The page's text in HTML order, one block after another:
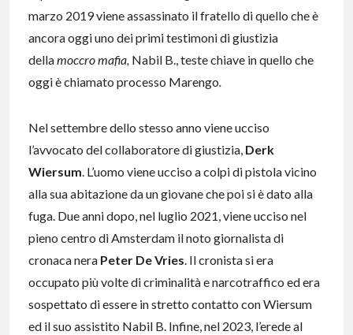
marzo 2019 viene assassinato il fratello di quello che è
ancora oggi uno dei primi testimoni di giustizia
dellamoccro mafia, Nabil B., teste chiave in quello che
oggi è chiamato processo Marengo.
Nel settembre dello stesso anno viene ucciso
l’avvocato del collaboratore di giustizia, Derk
Wiersum. L’uomo viene ucciso a colpi di pistola vicino
alla sua abitazione da un giovane che poi si è dato alla
fuga. Due anni dopo, nel luglio 2021, viene ucciso nel
pieno centro di Amsterdam il noto giornalista di
cronaca nera Peter De Vries. Il cronista si era
occupato più volte di criminalità e narcotraffico ed era
sospettato di essere in stretto contatto con Wiersum
ed il suo assistito Nabil B. Infine, nel 2023, l’erede al